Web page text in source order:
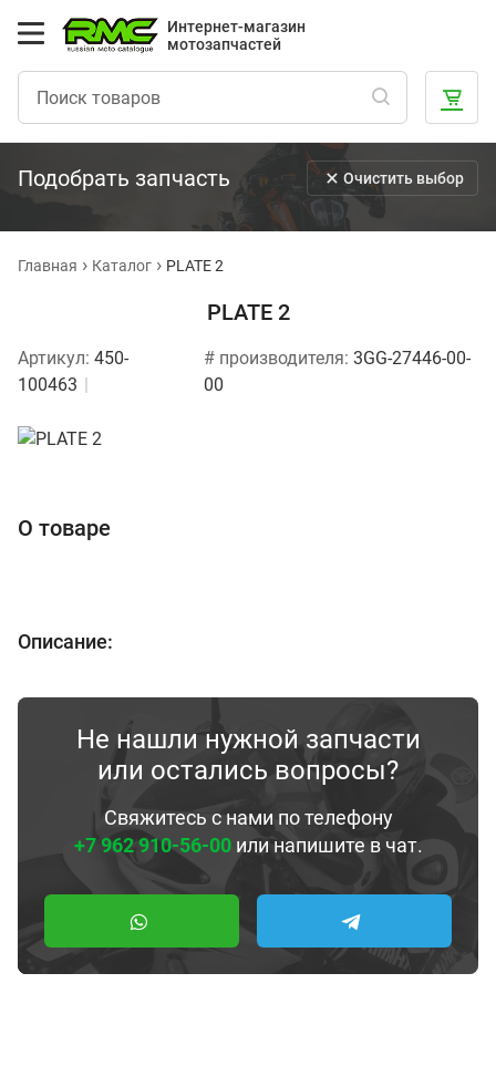
Интернет-магазин
мотозапчастей
Подобрать запчасть Очистить выбор
Главная Каталог PLATE 2
PLATE 2
Артикул: 450-
100463
# производителя: 3GG-27446-00-
00
О товаре
Описание:
Не нашли нужной запчасти
или остались вопросы?
Свяжитесь с нами по телефону
+7 962 910-56-00или напишите в чат.